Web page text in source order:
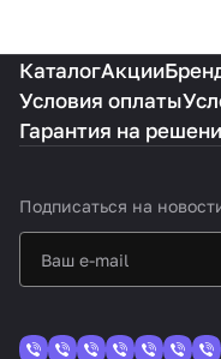
КаталогАкции
Условия оплаты
Гарантия на
Подписаться на